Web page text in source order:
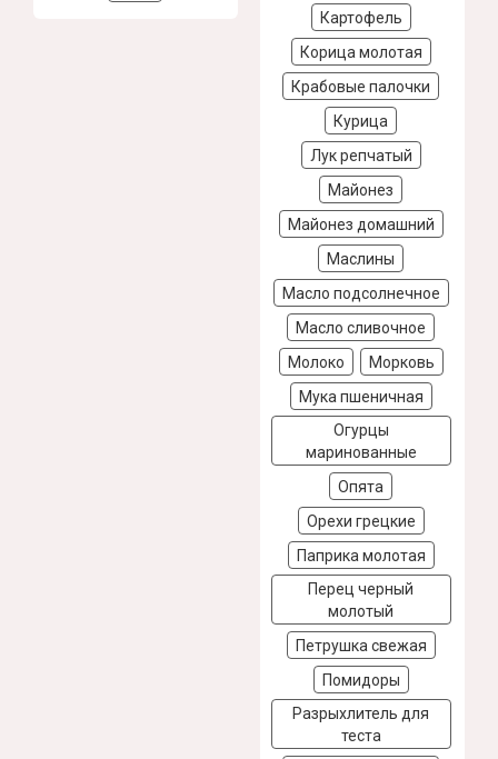
Картофель
Корица молотая
Крабовые палочки
Курица
Лук репчатый
Майонез
Майонез домашний
Маслины
Масло подсолнечное
Масло сливочное
Молоко
Морковь
Мука пшеничная
Огурцы
маринованные
Опята
Орехи грецкие
Паприка молотая
Перец черный
молотый
Петрушка свежая
Помидоры
Разрыхлитель для
теста